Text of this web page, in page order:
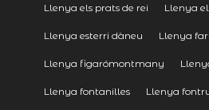
Llenya els prats de rei Llenya
Llenya esterri dàneu Llenya
Llenya figarómontmany
Llenya fontanilles Llenya